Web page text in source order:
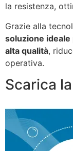
la resistenza,
Grazie alla
soluzione ideale
alta qualità,
operativa.
Scarica